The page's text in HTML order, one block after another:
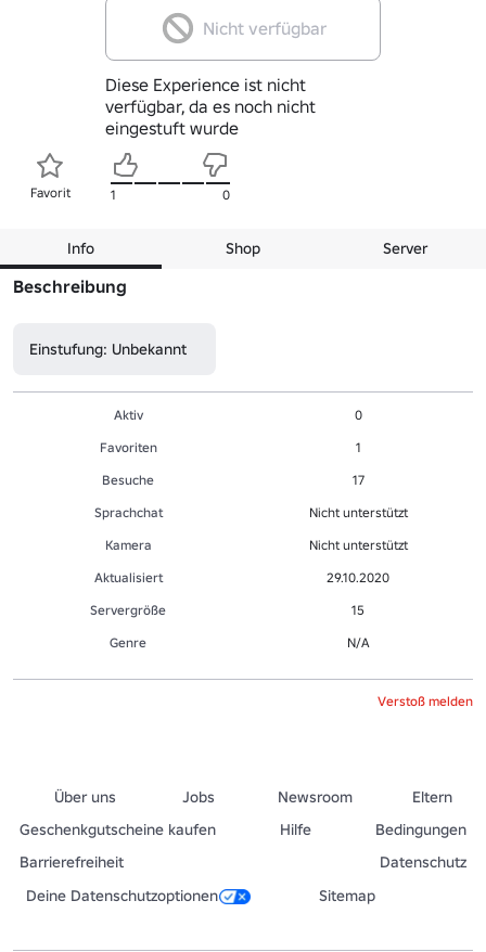
Nicht verfügbar
Diese Experience ist nicht
verfügbar, da es noch nicht
eingestuft wurde
Favorit 1 0
Info Shop Server
Beschreibung
Einstufung: Unbekannt
Aktiv
0
Favoriten
1
Besuche
17
Sprachchat
Nicht unterstützt
Kamera
Nicht unterstützt
Aktualisiert
29.10.2020
Servergröße
15
Genre
N/A
Verstoß melden
Über uns Jobs Newsroom
Eltern
Geschenkgutscheine kaufen
Hilfe
Bedingungen
Barrierefreiheit
Datenschutz
Deine Datenschutzoptionen
Sitemap